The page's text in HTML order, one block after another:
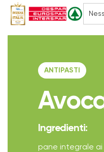
ANTIPASTI
Ingredienti:
pane integrale ai